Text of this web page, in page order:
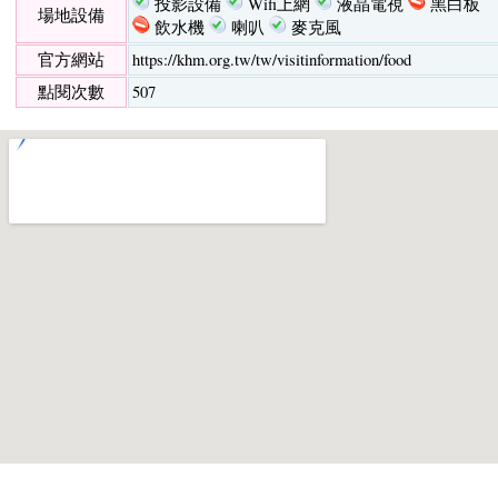
場地設備
飲水機
喇叭
麥克風
官方網站
https://khm.org.tw/tw/visitinformation/food
點閱次數
507